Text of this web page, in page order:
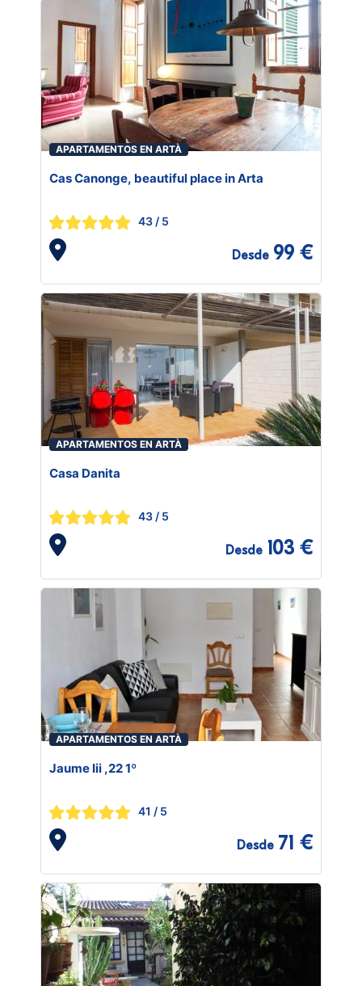
APARTAMENTOS EN ARTÀ
Cas Canonge, beautiful place in Arta
43 / 5
Desde 99 €
APARTAMENTOS EN ARTÀ
Casa Danita
43 / 5
Desde 103 €
APARTAMENTOS EN ARTÀ
Jaume Iii ,22 1º
41 / 5
Desde 71 €